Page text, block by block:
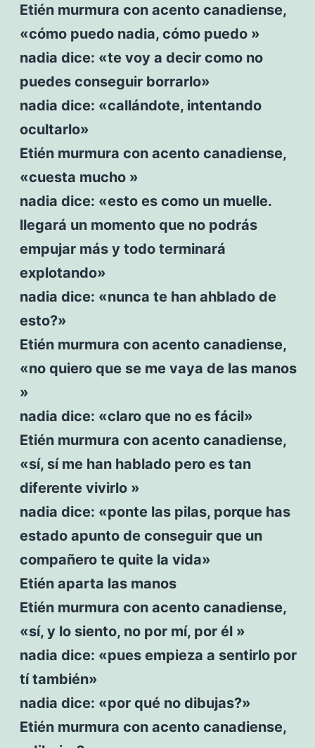
Etién murmura con acento canadiense,
«cómo puedo nadia, cómo puedo »
nadia dice: «te voy a decir como no
puedes conseguir borrarlo»
nadia dice: «callándote, intentando
ocultarlo»
Etién murmura con acento canadiense,
«cuesta mucho »
nadia dice: «esto es como un muelle.
llegará un momento que no podrás
empujar más y todo terminará
explotando»
nadia dice: «nunca te han ahblado de
esto?»
Etién murmura con acento canadiense,
«no quiero que se me vaya de las manos
»
nadia dice: «claro que no es fácil»
Etién murmura con acento canadiense,
«sí, sí me han hablado pero es tan
diferente vivirlo »
nadia dice: «ponte las pilas, porque has
estado apunto de conseguir que un
compañero te quite la vida»
Etién aparta las manos
Etién murmura con acento canadiense,
«sí, y lo siento, no por mí, por él »
nadia dice: «pues empieza a sentirlo por
tí también»
nadia dice: «por qué no dibujas?»
Etién murmura con acento canadiense,